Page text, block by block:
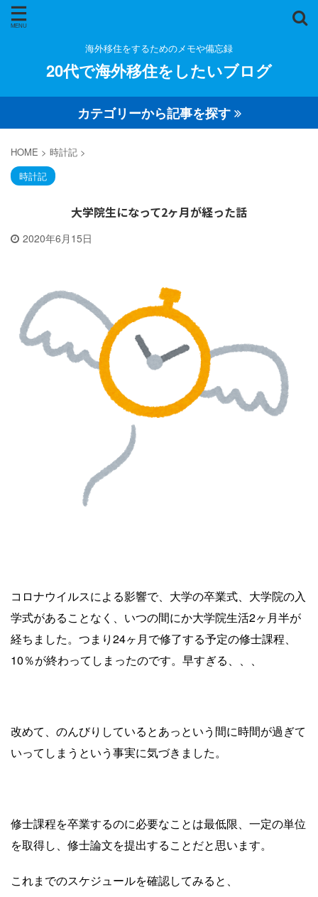
海外移住をするためのメモや備忘録
20代で海外移住をしたいブログ
カテゴリーから記事を探す
HOME > 時計記 >
時計記
大学院生になって2ヶ月が経った話
2020年6月15日
コロナウイルスによる影響で、大学の卒業式、大学院の入
学式があることなく、いつの間にか大学院生活2ヶ月半が
経ちました。つまり24ヶ月で修了する予定の修士課程、
10％が終わってしまったのです。早すぎる、、、
改めて、のんびりしているとあっという間に時間が過ぎて
いってしまうという事実に気づきました。
修士課程を卒業するのに必要なことは最低限、一定の単位
を取得し、修士論文を提出することだと思います。
これまでのスケジュールを確認してみると、